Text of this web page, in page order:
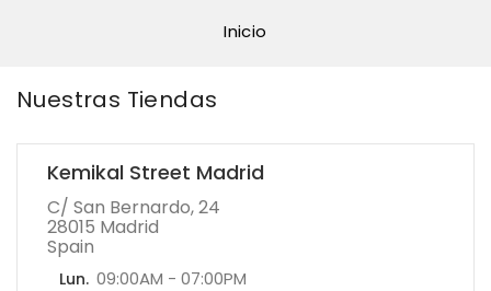
Inicio
Nuestras Tiendas
Kemikal Street Madrid
C/ San Bernardo, 24
28015 Madrid
Spain
Lun. 09:00AM - 07:00PM